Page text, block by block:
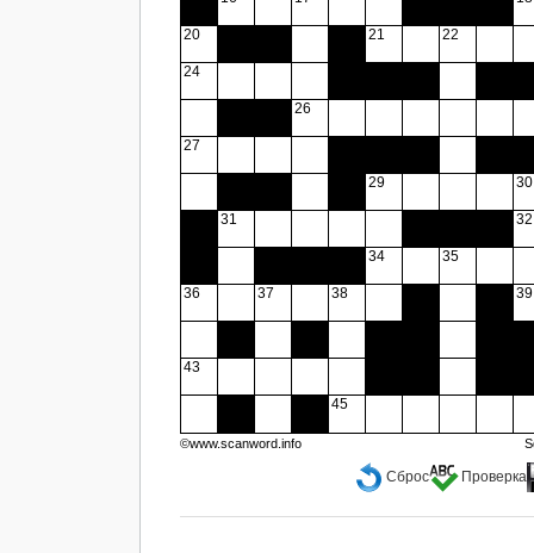
Сброс Проверка
20 21 22
24
26
27
29 30
31 32
34 35
36 37 38 39
43
45
©www.scanword.info